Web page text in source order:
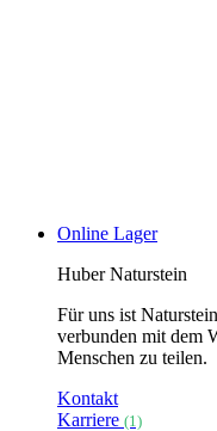
Online Lager
Huber Naturstein
Für uns ist
verbunden mit dem
Menschen zu teilen.
Kontakt
Karriere (1)